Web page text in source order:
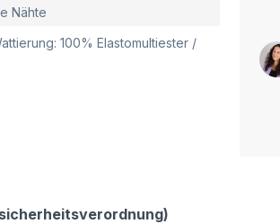
Nähte
100% Elastomultiester /